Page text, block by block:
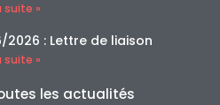
suite »
2026 : Lettre de liaison
suite »
les actualités